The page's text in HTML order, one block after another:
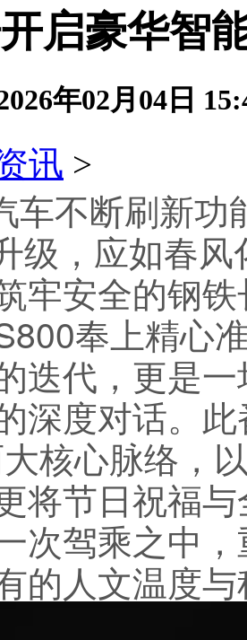
启豪华智
年02月04日
讯 >
车不断刷新功
级，应如春
牢安全的钢
奉上精心
迭代，更是
深度对话。此
核心脉络，
将节日祝福
次驾乘之中
的人文温度